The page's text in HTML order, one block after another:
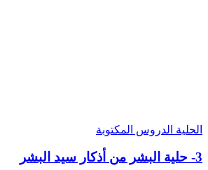
الحلية الدروس المكتوبة
3- حلية البشر من أذكار سيد البشر